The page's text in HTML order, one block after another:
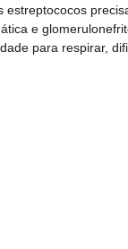
e
para respirar,